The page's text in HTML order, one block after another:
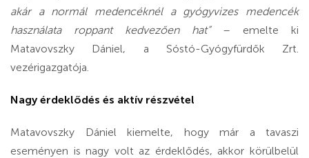
akár a normál medencéknél a gyógyvizes medencék
használata roppant kedvezően hat”– emelte ki
Matavovszky Dániel, a Sóstó-Gyógyfürdők Zrt.
vezérigazgatója.
Nagy érdeklődés és aktív részvétel
Matavovszky Dániel kiemelte, hogy már a tavaszi
eseményen is nagy volt az érdeklődés, akkor körülbelül